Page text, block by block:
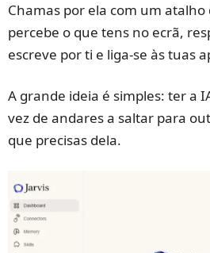
Chamas por ela com um atalho
percebe o que tens no ecrã,
escreve por ti e liga-se às tuas
A grande ideia é simples: ter a
vez de andares a saltar para
que precisas dela.